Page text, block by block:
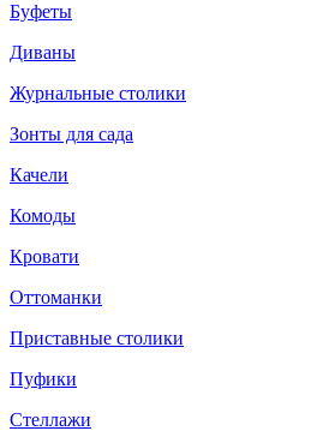
Буфеты
Диваны
Журнальные столики
Зонты для сада
Качели
Комоды
Кровати
Оттоманки
Приставные столики
Пуфики
Стеллажи